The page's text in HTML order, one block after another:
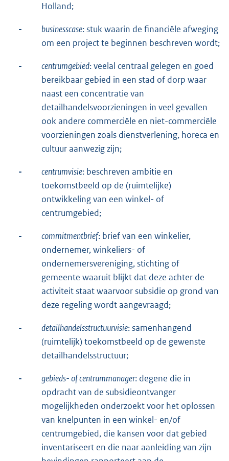
Holland;
- businesscase: stuk waarin de financiële afweging
om een project te beginnen beschreven wordt;
- centrumgebied: veelal centraal gelegen en goed
bereikbaar gebied in een stad of dorp waar
naast een concentratie van
detailhandelsvoorzieningen in veel gevallen
ook andere commerciële en niet-commerciële
voorzieningen zoals dienstverlening, horeca en
cultuur aanwezig zijn;
- centrumvisie: beschreven ambitie en
toekomstbeeld op de (ruimtelijke)
ontwikkeling van een winkel- of
centrumgebied;
- commitmentbrief: brief van een winkelier,
ondernemer, winkeliers- of
ondernemersvereniging, stichting of
gemeente waaruit blijkt dat deze achter de
activiteit staat waarvoor subsidie op grond van
deze regeling wordt aangevraagd;
- detailhandelsstructuurvisie: samenhangend
(ruimtelijk) toekomstbeeld op de gewenste
detailhandelsstructuur;
- gebieds- of centrummanager: degene die in
opdracht van de subsidieontvanger
mogelijkheden onderzoekt voor het oplossen
van knelpunten in een winkel- en/of
centrumgebied, die kansen voor dat gebied
inventariseert en die naar aanleiding van zijn